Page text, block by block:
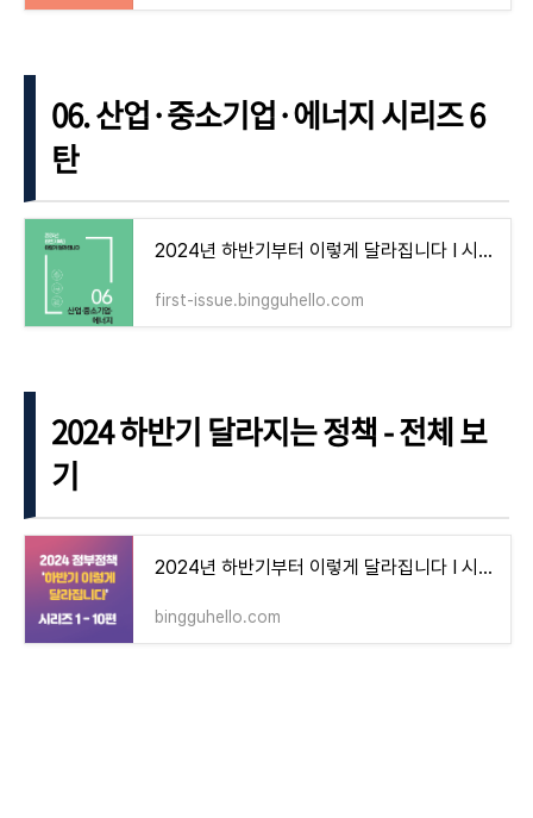
06. 산업·중소기업·에너지 시리즈 6
탄
2024년 하반기부터 이렇게 달라집니다 I 시리즈 6 편 : 산업·중소기업·에너지
first-issue.bingguhello.com
2024 하반기 달라지는 정책 - 전체 보
기
2024년 하반기부터 이렇게 달라집니다 I 시리즈 1 - 10편 총정리!
bingguhello.com